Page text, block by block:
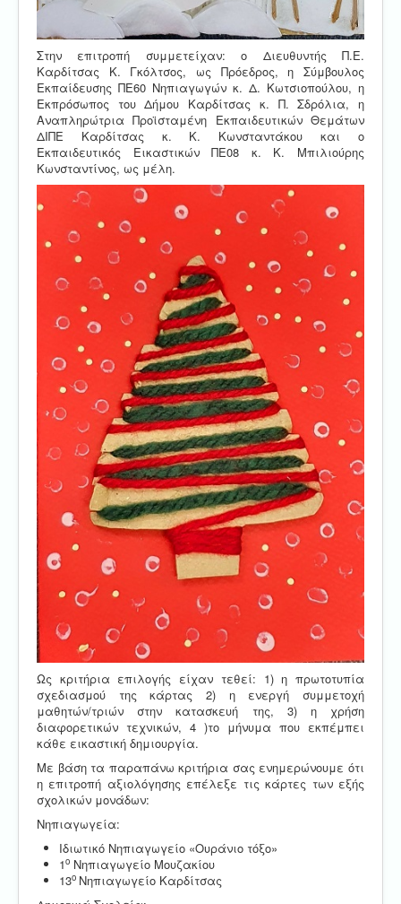
Στην επιτροπή συμμετείχαν: ο Διευθυντής Π.Ε.
Καρδίτσας Κ. Γκόλτσος, ως Πρόεδρος, η Σύμβουλος
Εκπαίδευσης ΠΕ60 Νηπιαγωγών κ. Δ. Κωτσιοπούλου, η
Εκπρόσωπος του Δήμου Καρδίτσας κ. Π. Σδρόλια, η
Αναπληρώτρια Προϊσταμένη Εκπαιδευτικών Θεμάτων
ΔΙΠΕ Καρδίτσας κ. Κ. Κωνσταντάκου και ο
Εκπαιδευτικός Εικαστικών ΠΕ08 κ. Κ. Μπιλιούρης
Κωνσταντίνος, ως μέλη.
Ως κριτήρια επιλογής είχαν τεθεί: 1) η πρωτοτυπία
σχεδιασμού της κάρτας 2) η ενεργή συμμετοχή
μαθητών/τριών στην κατασκευή της, 3) η χρήση
διαφορετικών τεχνικών, 4 )το μήνυμα που εκπέμπει
κάθε εικαστική δημιουργία.
Με βάση τα παραπάνω κριτήρια σας ενημερώνουμε ότι
η επιτροπή αξιολόγησης επέλεξε τις κάρτες των εξής
σχολικών μονάδων:
Νηπιαγωγεία:
Ιδιωτικό Νηπιαγωγείο «Ουράνιο τόξο»
1ο Νηπιαγωγείο Μουζακίου
13ο Νηπιαγωγείο Καρδίτσας